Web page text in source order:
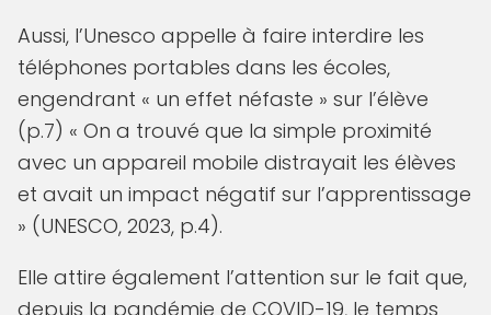
Aussi, l’Unesco appelle à faire interdire les
téléphones portables dans les écoles,
engendrant « un effet néfaste » sur l’élève
(p.7) « On a trouvé que la simple proximité
avec un appareil mobile distrayait les élèves
et avait un impact négatif sur l’apprentissage
» (UNESCO, 2023, p.4).
Elle attire également l’attention sur le fait que,
depuis la pandémie de COVID-19, le temps